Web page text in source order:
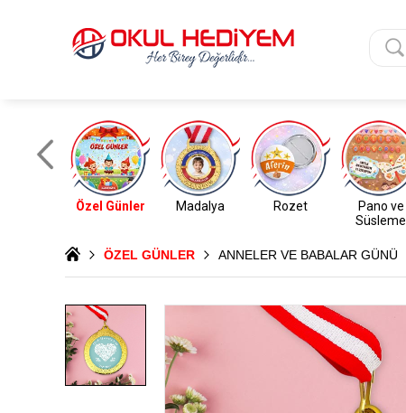
Özel Günler Madalya Rozet
Pano ve
Süsleme
ÖZEL GÜNLER ANNELER VE BABALAR GÜNÜ